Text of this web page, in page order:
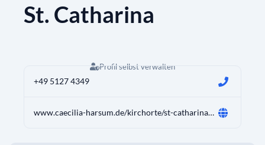
St. Catharina
Profil selbst verwalten
+49 5127 4349
www.caecilia-harsum.de/kirchorte/st-catharina-asel